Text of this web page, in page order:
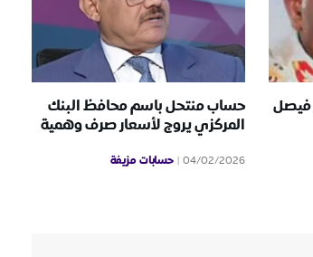
فيصل حساب منتحل باسم محافظ البنك
المركزي يروج لأسعار صرف وهمية
04/02/2026 حسابات مزيفة